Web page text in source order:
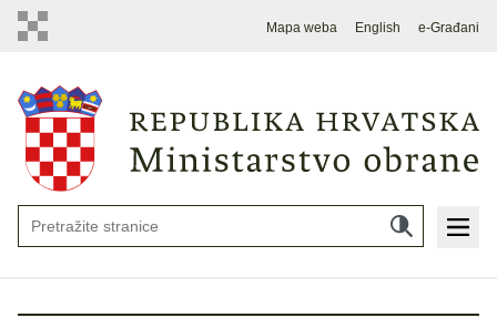
Mapa weba English e-Građani